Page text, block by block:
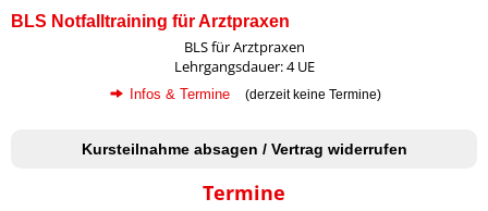
BLS Notfalltraining für Arztpraxen
BLS für Arztpraxen
Lehrgangsdauer: 4 UE
Infos & Termine (derzeit keine Termine)
Kursteilnahme absagen / Vertrag widerrufen
Termine